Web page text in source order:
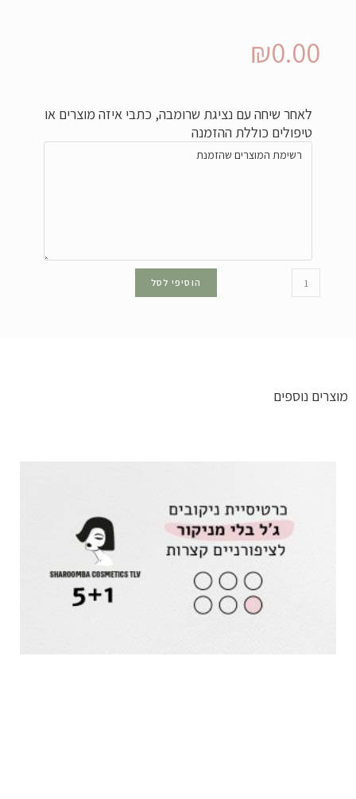
₪0.00
לאחר שיחה עם נציגת שרומבה, כתבי איזה מוצרים או
טיפולים כוללת ההזמנה
הוסיפי לסל
מוצרים נוספים